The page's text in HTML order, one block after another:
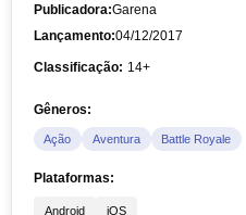
Publicadora:Garena
Lançamento:04/12/2017
Classificação: 14+
Gêneros:
Ação Aventura Battle Royale
Plataformas:
Android iOS